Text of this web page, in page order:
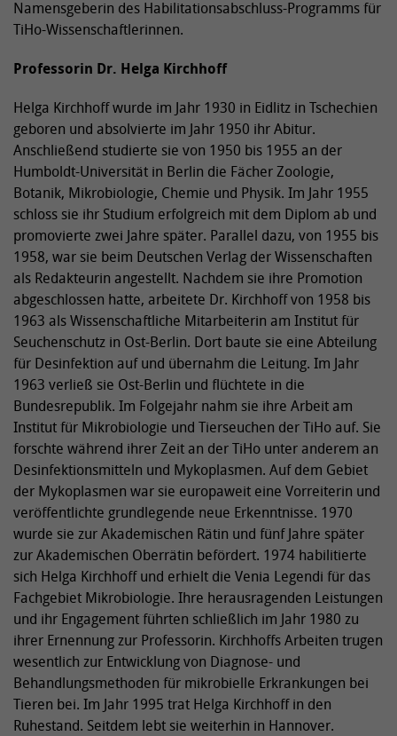
Namensgeberin des Habilitationsabschluss-Programms für
TiHo-Wissenschaftlerinnen.
Professorin Dr. Helga Kirchhoff
Helga Kirchhoff wurde im Jahr 1930 in Eidlitz in Tschechien
geboren und absolvierte im Jahr 1950 ihr Abitur.
Anschließend studierte sie von 1950 bis 1955 an der
Humboldt-Universität in Berlin die Fächer Zoologie,
Botanik, Mikrobiologie, Chemie und Physik. Im Jahr 1955
schloss sie ihr Studium erfolgreich mit dem Diplom ab und
promovierte zwei Jahre später. Parallel dazu, von 1955 bis
1958, war sie beim Deutschen Verlag der Wissenschaften
als Redakteurin angestellt. Nachdem sie ihre Promotion
abgeschlossen hatte, arbeitete Dr. Kirchhoff von 1958 bis
1963 als Wissenschaftliche Mitarbeiterin am Institut für
Seuchenschutz in Ost-Berlin. Dort baute sie eine Abteilung
für Desinfektion auf und übernahm die Leitung. Im Jahr
1963 verließ sie Ost-Berlin und flüchtete in die
Bundesrepublik. Im Folgejahr nahm sie ihre Arbeit am
Institut für Mikrobiologie und Tierseuchen der TiHo auf. Sie
forschte während ihrer Zeit an der TiHo unter anderem an
Desinfektionsmitteln und Mykoplasmen. Auf dem Gebiet
der Mykoplasmen war sie europaweit eine Vorreiterin und
veröffentlichte grundlegende neue Erkenntnisse. 1970
wurde sie zur Akademischen Rätin und fünf Jahre später
zur Akademischen Oberrätin befördert. 1974 habilitierte
sich Helga Kirchhoff und erhielt die Venia Legendi für das
Fachgebiet Mikrobiologie. Ihre herausragenden Leistungen
und ihr Engagement führten schließlich im Jahr 1980 zu
ihrer Ernennung zur Professorin. Kirchhoffs Arbeiten trugen
wesentlich zur Entwicklung von Diagnose- und
Behandlungsmethoden für mikrobielle Erkrankungen bei
Tieren bei. Im Jahr 1995 trat Helga Kirchhoff in den
Ruhestand. Seitdem lebt sie weiterhin in Hannover.